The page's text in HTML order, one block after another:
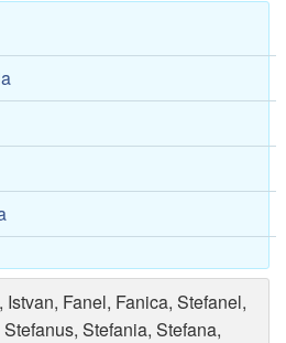
Istvan, Fanel, Fanica, Stefanel,
Stefania, Stefana,